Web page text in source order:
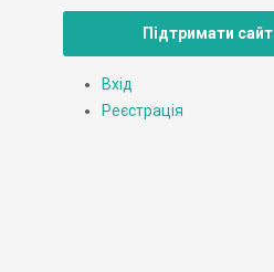
Підтримати сайт
Вхід
Реєстрація